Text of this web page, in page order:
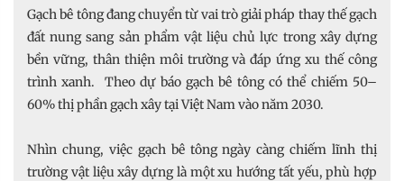
Gạch bê tông đang chuyển từ vai trò giải pháp thay thế gạch
đất nung sang sản phẩm vật liệu chủ lực trong xây dựng
bền vững, thân thiện môi trường và đáp ứng xu thế công
trình xanh. Theo dự báo gạch bê tông có thể chiếm 50–
60% thị phần gạch xây tại Việt Nam vào năm 2030.
Nhìn chung, việc gạch bê tông ngày càng chiếm lĩnh thị
trường vật liệu xây dựng là một xu hướng tất yếu, phù hợp